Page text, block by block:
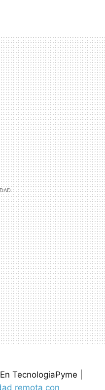
En TecnologiaPyme |
remota con